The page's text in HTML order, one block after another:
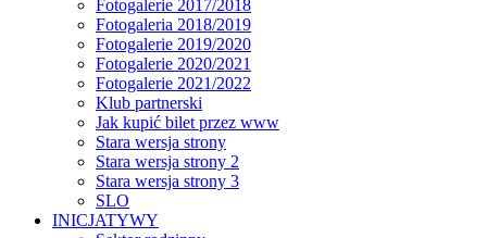
Fotogalerie 2017/2018
Fotogaleria 2018/2019
Fotogalerie 2019/2020
Fotogalerie 2020/2021
Fotogalerie 2021/2022
Klub partnerski
Jak kupić bilet przez www
Stara wersja strony
Stara wersja strony 2
Stara wersja strony 3
SLO
INICJATYWY